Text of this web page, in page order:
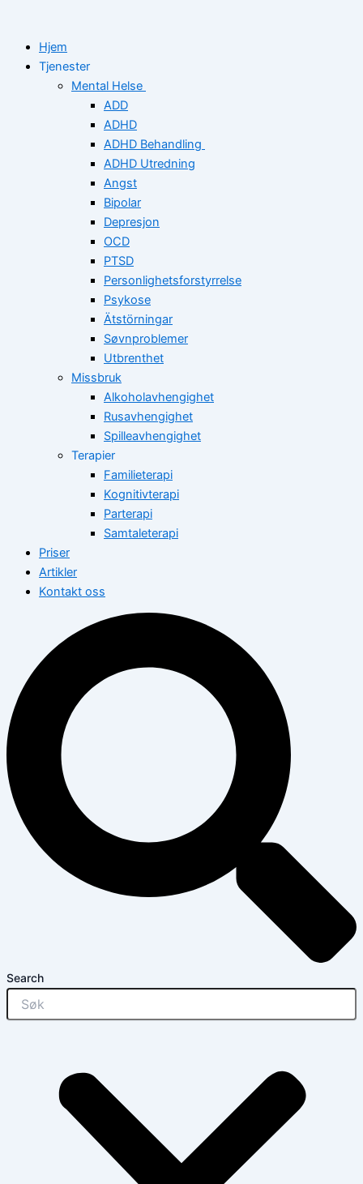
Hjem
Tjenester
Mental Helse
ADD
ADHD
ADHD Behandling
ADHD Utredning
Angst
Bipolar
Depresjon
OCD
PTSD
Personlighetsforstyrrelse
Psykose
Ätstörningar
Søvnproblemer
Utbrenthet
Missbruk
Alkoholavhengighet
Rusavhengighet
Spilleavhengighet
Terapier
Familieterapi
Kognitivterapi
Parterapi
Samtaleterapi
Priser
Artikler
Kontakt oss
Search